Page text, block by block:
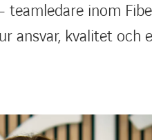
teamledare inom
ansvar, kvalitet och